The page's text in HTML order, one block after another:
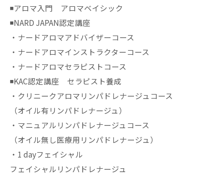
◾️アロマ入門 アロマベイシック
◾️NARD JAPAN認定講座
・ナードアロマアドバイザーコース
・ナードアロマインストラクターコース
・ナードアロマセラピストコース
◾️KAC認定講座 セラピスト養成
・クリニークアロマリンパドレナージュコース
（オイル有リンパドレナージュ）
・マニュアルリンパドレナージュコース
（オイル無し医療用リンパドレナージュ）
・1 dayフェイシャル
フェイシャルリンパドレナージュ